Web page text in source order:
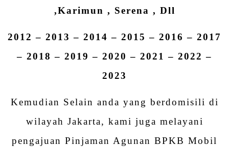
,Karimun , Serena , Dll
2012 – 2013 – 2014 – 2015 – 2016 – 2017
– 2018 – 2019 – 2020 – 2021 – 2022 –
2023
Kemudian Selain anda yang berdomisili di
wilayah Jakarta, kami juga melayani
pengajuan Pinjaman Agunan BPKB Mobil